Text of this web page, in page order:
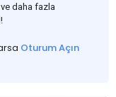
daha fazla
Oturum Açın